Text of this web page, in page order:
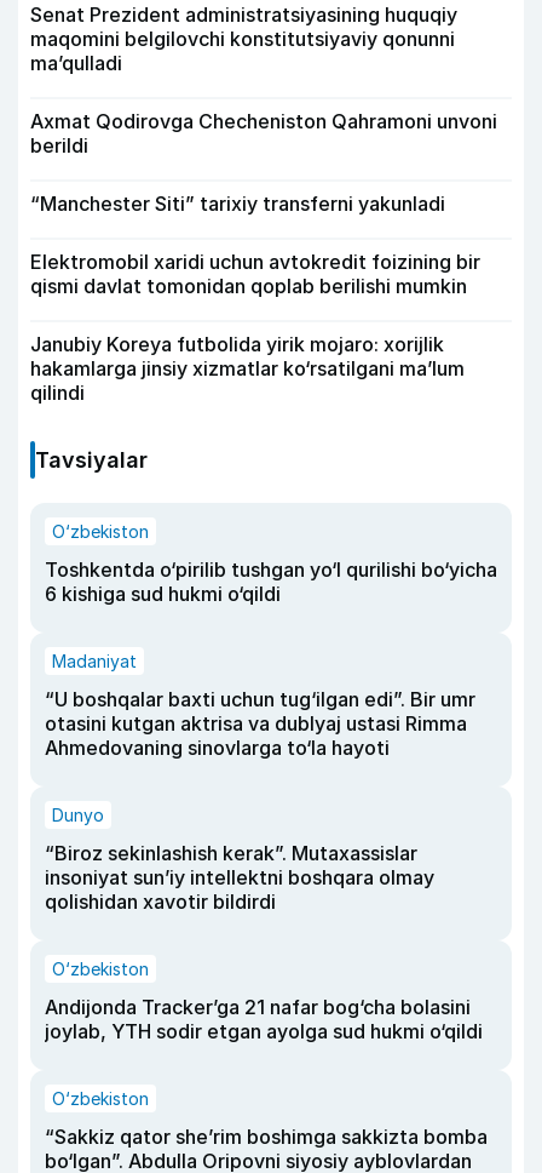
Senat Prezident administratsiyasining huquqiy
maqomini belgilovchi konstitutsiyaviy qonunni
ma’qulladi
Axmat Qodirovga Checheniston Qahramoni unvoni
berildi
“Manchester Siti” tarixiy transferni yakunladi
Elektromobil xaridi uchun avtokredit foizining bir
qismi davlat tomonidan qoplab berilishi mumkin
Janubiy Koreya futbolida yirik mojaro: xorijlik
hakamlarga jinsiy xizmatlar ko‘rsatilgani ma’lum
qilindi
Tavsiyalar
O‘zbekiston
Toshkentda o‘pirilib tushgan yo‘l qurilishi bo‘yicha
6 kishiga sud hukmi o‘qildi
Madaniyat
“U boshqalar baxti uchun tug‘ilgan edi”. Bir umr
otasini kutgan aktrisa va dublyaj ustasi Rimma
Ahmedovaning sinovlarga to‘la hayoti
Dunyo
“Biroz sekinlashish kerak”. Mutaxassislar
insoniyat sun’iy intellektni boshqara olmay
qolishidan xavotir bildirdi
O‘zbekiston
Andijonda Tracker’ga 21 nafar bog‘cha bolasini
joylab, YTH sodir etgan ayolga sud hukmi o‘qildi
O‘zbekiston
“Sakkiz qator she’rim boshimga sakkizta bomba
bo‘lgan”. Abdulla Oripovni siyosiy ayblovlardan